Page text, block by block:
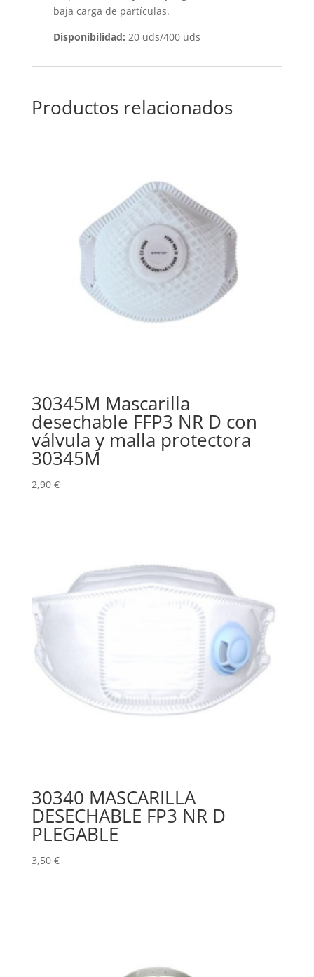
baja carga de partículas.
Disponibilidad: 20 uds/400 uds
Productos relacionados
30345M Mascarilla
desechable FFP3 NR D con
válvula y malla protectora
30345M
2,90 €
30340 MASCARILLA
DESECHABLE FP3 NR D
PLEGABLE
3,50 €